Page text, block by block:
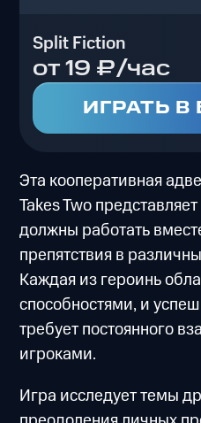
Split Fiction
от 19 ₽/час
ИГРАТЬ В
Эта кооперативная
Takes Two
должны работать
препятствия в
Каждая из героинь
способностями, и
требует постоянного
игроками.
Игра исследует темы